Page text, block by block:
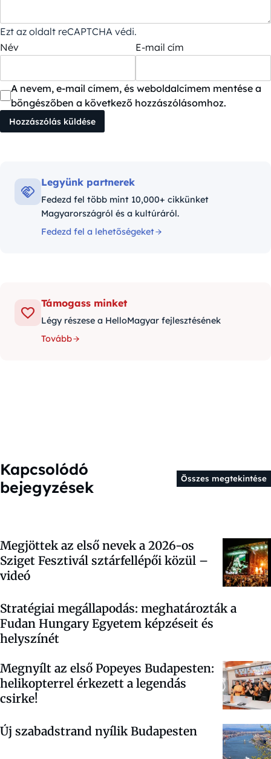
Ezt az oldalt reCAPTCHA védi.
Név
E-mail cím
A nevem, e-mail címem, és weboldalcímem mentése a
böngészőben a következő hozzászólásomhoz.
Legyünk partnerek
Fedezd fel több mint 10,000+ cikkünket
Magyarországról és a kultúráról.
Fedezd fel a lehetőségeket
Támogass minket
Légy részese a HelloMagyar fejlesztésének
Tovább
Kapcsolódó
bejegyzések
Összes megtekintése
Megjöttek az első nevek a 2026-os
Sziget Fesztivál sztárfellépői közül –
videó
Stratégiai megállapodás: meghatározták a
Fudan Hungary Egyetem képzéseit és
helyszínét
Megnyílt az első Popeyes Budapesten:
helikopterrel érkezett a legendás
csirke!
Új szabadstrand nyílik Budapesten